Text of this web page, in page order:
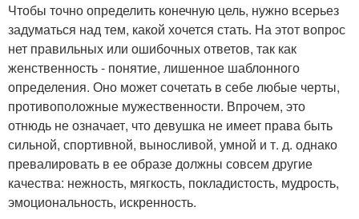
Чтобы точно определить конечную цель, нужно всерьез
задуматься над тем, какой хочется стать. На этот вопрос
нет правильных или ошибочных ответов, так как
женственность - понятие, лишенное шаблонного
определения. Оно может сочетать в себе любые черты,
противоположные мужественности. Впрочем, это
отнюдь не означает, что девушка не имеет права быть
сильной, спортивной, выносливой, умной и т. д. однако
превалировать в ее образе должны совсем другие
качества: нежность, мягкость, покладистость, мудрость,
эмоциональность, искренность.